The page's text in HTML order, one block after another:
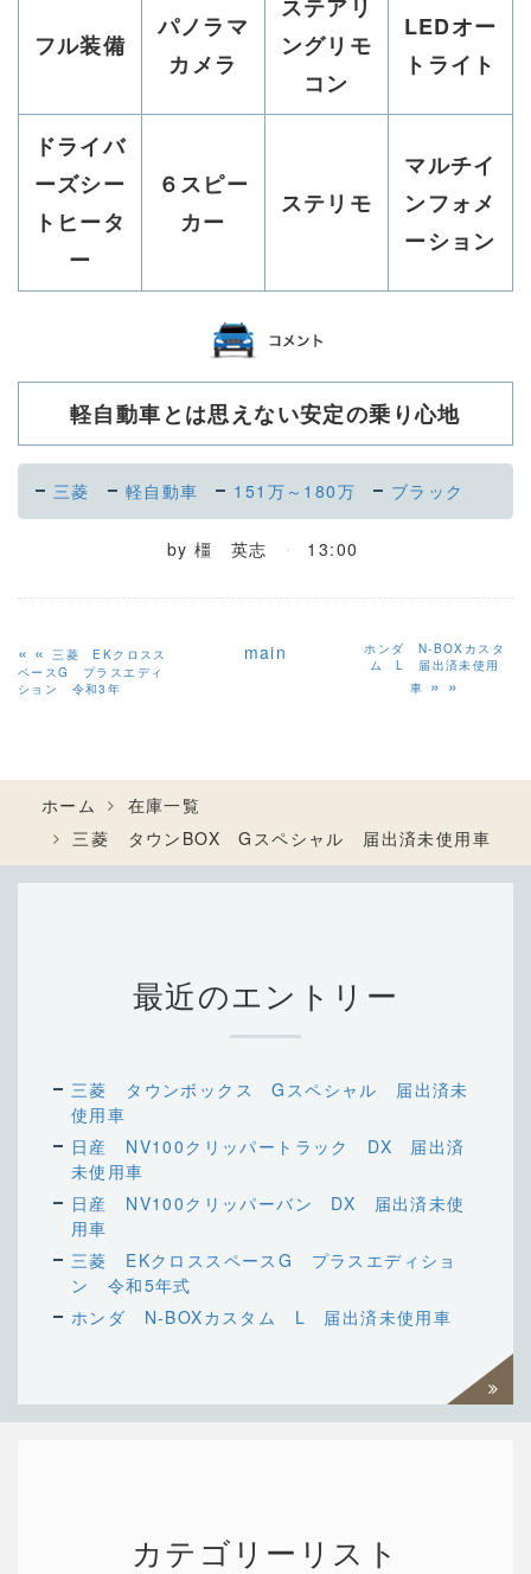
フル装備
パノラマ
カメラ
ステアリ
ングリモ
コン
LEDオー
トライト
ドライバ
ーズシー
トヒータ
ー
６スピー
カー
ステリモ
マルチイ
ンフォメ
ーション
軽自動車とは思えない安定の乗り心地
三菱 軽自動車 151万～180万 ブラック
by 橿 英志 13:00
«
三菱 EKクロスス
ペースG プラスエディ
ション 令和3年
main
ホンダ N-BOXカスタ
ム L 届出済未使用
車 »
ホーム
在庫一覧
三菱 タウンBOX Gスペシャル 届出済未使用車
最近のエントリー
三菱 タウンボックス Gスペシャル 届出済未
使用車
日産 NV100クリッパートラック DX 届出済
未使用車
日産 NV100クリッパーバン DX 届出済未使
用車
三菱 EKクロススペースG プラスエディショ
ン 令和5年式
ホンダ N-BOXカスタム L 届出済未使用車
カテゴリーリスト